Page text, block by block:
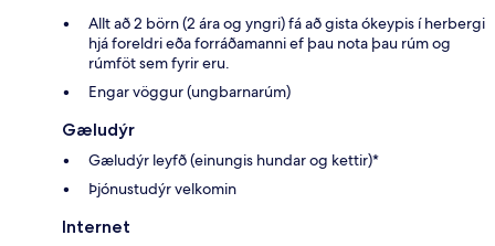
Allt að 2 börn (2 ára og yngri) fá að gista ókeypis í herbergi
hjá foreldri eða forráðamanni ef þau nota þau rúm og
rúmföt sem fyrir eru.
Engar vöggur (ungbarnarúm)
Gæludýr
Gæludýr leyfð (einungis hundar og kettir)*
Þjónustudýr velkomin
Internet